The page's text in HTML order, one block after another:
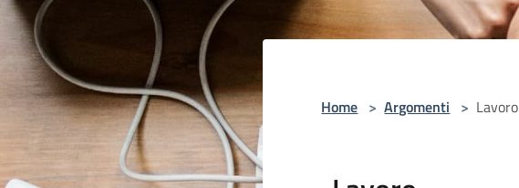
Home > Argomenti > Lavoro